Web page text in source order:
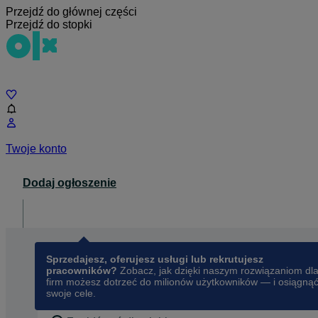
Przejdź do głównej części
Przejdź do stopki
Twoje konto
Dodaj ogłoszenie
Sprzedajesz, oferujesz usługi lub rekrutujesz
pracowników? Zobacz, jak dzięki naszym rozwiązaniom dla
firm możesz dotrzeć do milionów użytkowników — i osiągnąć
swoje cele.